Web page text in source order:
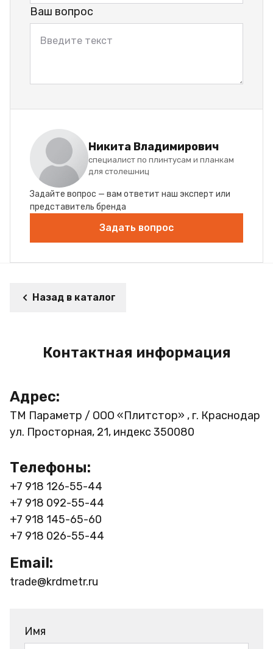
Ваш вопрос
Никита Владимирович
специалист по плинтусам и планкам
для столешниц
Задайте вопрос — вам ответит наш эксперт или
представитель бренда
Задать вопрос
Назад в каталог
Контактная информация
Адрес:
ТМ Параметр / ООО «Плитстор» , г. Краснодар
ул. Просторная, 21, индекс 350080
Телефоны:
+7 918 126-55-44
+7 918 092-55-44
+7 918 145-65-60
+7 918 026-55-44
Email:
trade@krdmetr.ru
Имя